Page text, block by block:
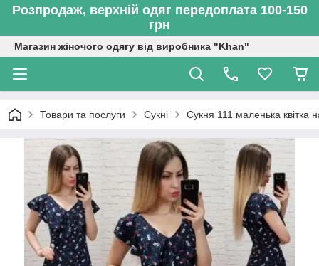
Розпродаж, верхній одяг передоплата 100-150
грн
Магазин жіночого одягу від виробника "Khan"
Товари та послуги Сукні Сукня 111 маленька квітка